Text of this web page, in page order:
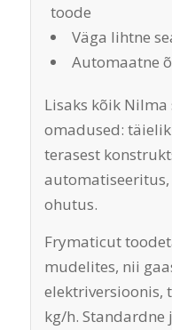
toode
Väga lihtne
Automaatne
Lisaks kõik
omadused:
terasest
ohutus.
Frymaticut
mudelites, nii
elektriversioonis,
kg/h. Standardne